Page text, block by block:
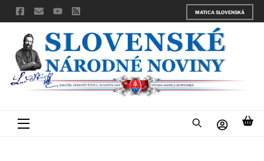
Skip
to
content
MATICA SLOVENSKÁ
Menu